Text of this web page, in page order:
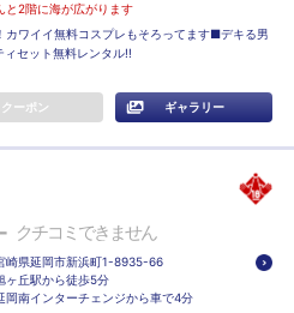
と2階に海が広がります
ワイイ無料コスプレもそろってます■デキる男
セット無料レンタル!!
クーポン ギャラリー
- クチコミできません
崎県延岡市新浜町1-8935-66
ヶ丘駅から徒歩5分
岡南インターチェンジから車で4分